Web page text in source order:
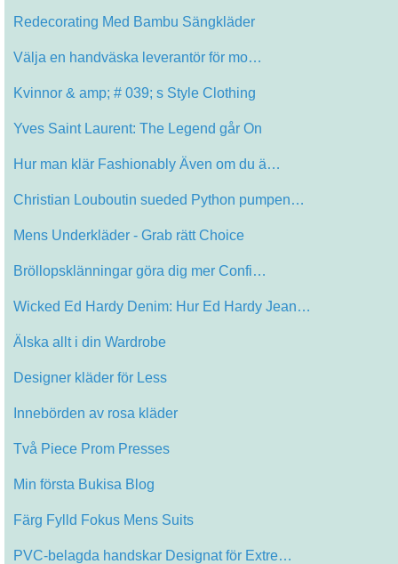
Redecorating Med Bambu Sängkläder
Välja en handväska leverantör för mo…
Kvinnor & amp; # 039; s Style Clothing
Yves Saint Laurent: The Legend går On
Hur man klär Fashionably Även om du ä…
Christian Louboutin sueded Python pumpen…
Mens Underkläder - Grab rätt Choice
Bröllopsklänningar göra dig mer Confi…
Wicked Ed Hardy Denim: Hur Ed Hardy Jean…
Älska allt i din Wardrobe
Designer kläder för Less
Innebörden av rosa kläder
Två Piece Prom Presses
Min första Bukisa Blog
Färg Fylld Fokus Mens Suits
PVC-belagda handskar Designat för Extre…